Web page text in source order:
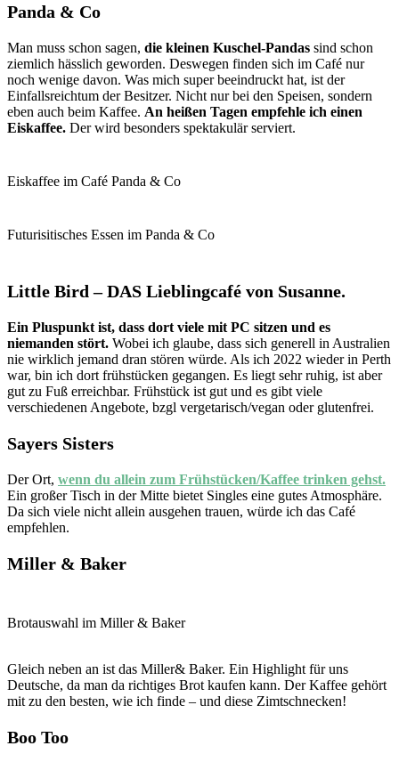
Panda & Co
Man muss schon sagen, die kleinen Kuschel-Pandas sind schon
ziemlich hässlich geworden. Deswegen finden sich im Café nur
noch wenige davon. Was mich super beeindruckt hat, ist der
Einfallsreichtum der Besitzer. Nicht nur bei den Speisen, sondern
eben auch beim Kaffee. An heißen Tagen empfehle ich einen
Eiskaffee. Der wird besonders spektakulär serviert.
Eiskaffee im Café Panda & Co
Futurisitisches Essen im Panda & Co
Little Bird – DAS Lieblingcafé von Susanne.
Ein Pluspunkt ist, dass dort viele mit PC sitzen und es
niemanden stört. Wobei ich glaube, dass sich generell in Australien
nie wirklich jemand dran stören würde. Als ich 2022 wieder in Perth
war, bin ich dort frühstücken gegangen. Es liegt sehr ruhig, ist aber
gut zu Fuß erreichbar. Frühstück ist gut und es gibt viele
verschiedenen Angebote, bzgl vergetarisch/vegan oder glutenfrei.
Sayers Sisters
Der Ort, wenn du allein zum Frühstücken/Kaffee trinken gehst.
Ein großer Tisch in der Mitte bietet Singles eine gutes Atmosphäre.
Da sich viele nicht allein ausgehen trauen, würde ich das Café
empfehlen.
Miller & Baker
Brotauswahl im Miller & Baker
Gleich neben an ist das Miller& Baker. Ein Highlight für uns
Deutsche, da man da richtiges Brot kaufen kann. Der Kaffee gehört
mit zu den besten, wie ich finde – und diese Zimtschnecken!
Boo Too